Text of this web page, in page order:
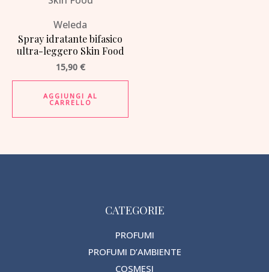
Weleda
Spray idratante bifasico
ultra-leggero Skin Food
15,90 €
AGGIUNGI AL
CARRELLO
CATEGORIE
PROFUMI
PROFUMI D’AMBIENTE
COSMESI